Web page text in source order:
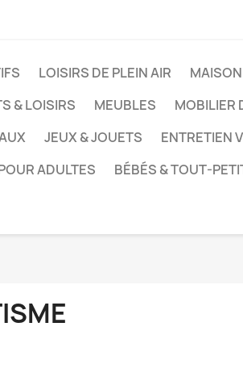
LOISIRS DE PLEIN AIR
& LOISIRS MEUBLES MOBILIER
JEUX & JOUETS ENTRETIEN
ADULTES BÉBÉS & TOUT-